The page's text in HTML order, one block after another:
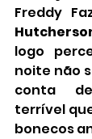
Freddy
logo
noite não
conta
terrível
bonecos